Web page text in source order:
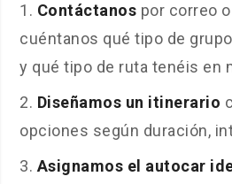
Contáctanos por correo
cuéntanos qué tipo de
y qué tipo de ruta tenéis en
Diseñamos un itinerario
opciones según duración,
Asignamos el autocar